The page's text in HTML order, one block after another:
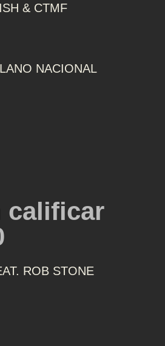
& CTMF
NACIONAL
calificar
ROB STONE